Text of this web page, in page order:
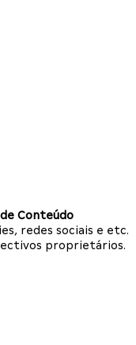
Conteúdo
redes sociais e etc.
proprietários.